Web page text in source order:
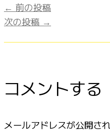
← 前の投稿
次の投稿 →
コメントする
メールアドレスが公開さ